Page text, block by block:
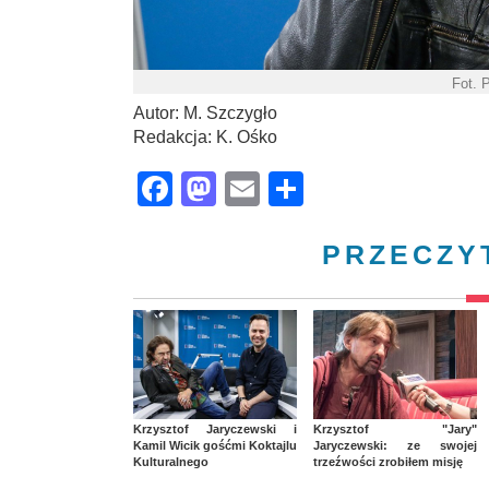
Fot.
Autor: M. Szczygło
Redakcja: K. Ośko
Facebook
Mastodon
Email
Krzysztof Jaryczewski i
Kamil Wicik gośćmi Koktajlu
Kulturalnego
Krzysztof "Jary"
Jaryczewski: ze swojej
trzeźwości zrobiłem misję